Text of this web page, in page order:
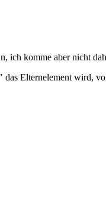
ich komme aber nicht
Elternelement wird,